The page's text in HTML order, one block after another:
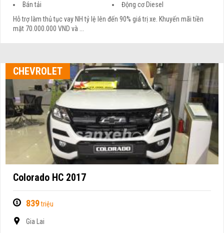
Bán tải
Động cơ Diesel
Hỗ trợ làm thủ tục vay NH tỷ lệ lên đến 90% giá trị xe. Khuyến mãi tiền
mặt 70.000.000 VND và ...
CHEVROLET
Colorado HC 2017
839triệu
Gia Lai